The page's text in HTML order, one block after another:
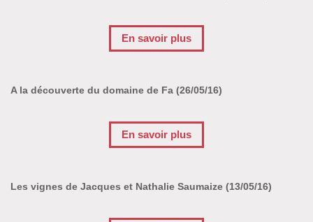
En savoir plus
A la découverte du domaine de Fa (26/05/16)
En savoir plus
Les vignes de Jacques et Nathalie Saumaize (13/05/16)